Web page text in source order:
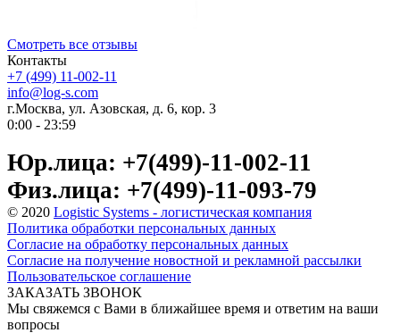
Смотреть все отзывы
Контакты
+7 (499) 11-002-11
info@log-s.com
г.Москва, ул. Азовская, д. 6, кор. 3
0:00 - 23:59
Юр.лица: +7(499)-11-002-11
Физ.лица: +7(499)-11-093-79
© 2020 Logistic Systems - логистическая компания
Политика обработки персональных данных
Согласие на обработку персональных данных
Согласие на получение новостной и рекламной рассылки
Пользовательское соглашение
ЗАКАЗАТЬ ЗВОНОК
Мы свяжемся с Вами в ближайшее время и ответим на ваши
вопросы